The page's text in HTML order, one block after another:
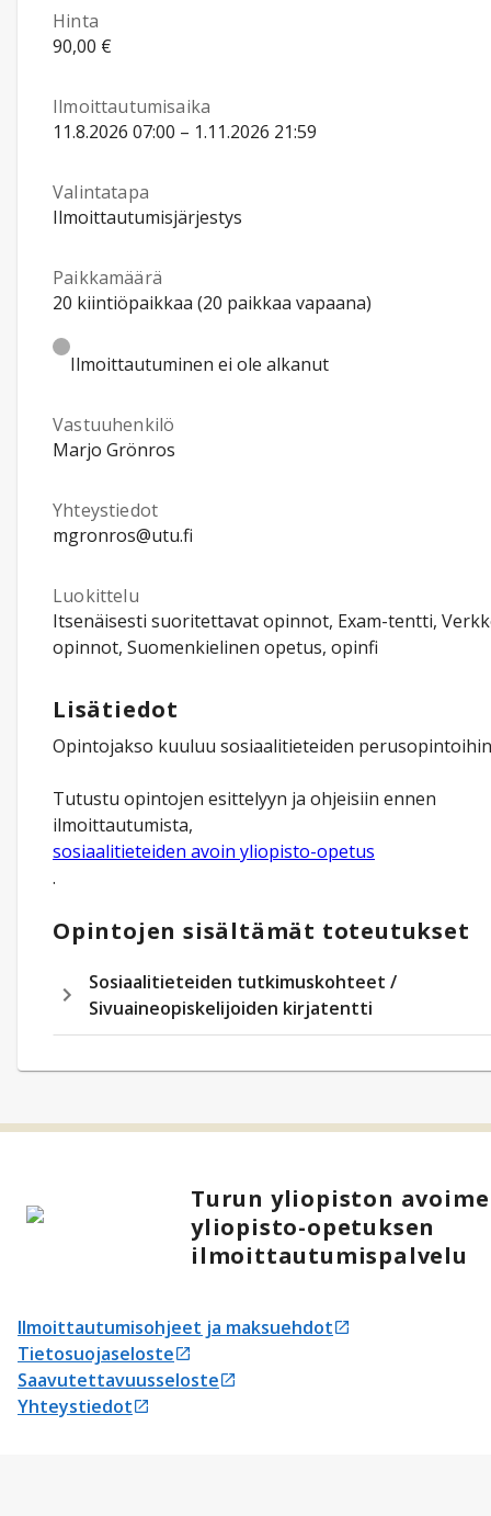
Hinta
90,00 €
Ilmoittautumisaika
11.8.2026 07:00 – 1.11.2026 21:59
Valintatapa
Ilmoittautumisjärjestys
Paikkamäärä
20 kiintiöpaikkaa (20 paikkaa vapaana)
Ilmoittautuminen ei ole alkanut
Vastuuhenkilö
Marjo Grönros
Yhteystiedot
mgronros@utu.fi
Luokittelu
Itsenäisesti suoritettavat opinnot, Exam-tentti,
opinnot, Suomenkielinen opetus, opinfi
Lisätiedot
Opintojakso kuuluu sosiaalitieteiden
Tutustu opintojen esittelyyn ja ohjeisiin ennen
ilmoittautumista,
sosiaalitieteiden avoin yliopisto-opetus
Opintojen sisältämät toteutukset
Sosiaalitieteiden tutkimuskohteet /
Sivuaineopiskelijoiden kirjatentti
Turun yliopiston
yliopisto-opetuksen
ilmoittautumispalvelu
Ilmoittautumisohjeet ja maksuehdot
Avautuu uudessa välilehdessä
Tietosuojaseloste
Avautuu uudessa välilehdessä
Saavutettavuusseloste
Avautuu uudessa välilehdessä
Yhteystiedot
Avautuu uudessa välilehdessä